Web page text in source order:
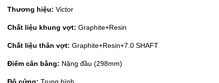
Thương hiệu: Victor
Chất liệu khung vợt: Graphite+Resin
Chất liệu thân vợt: Graphite+Resin+7.0 SHAFT
Điểm cân bằng: Nặng đầu (298mm)
Độ cứng: Trung bình